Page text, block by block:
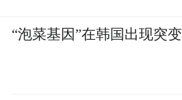
“泡菜基因”在韩国出现突变